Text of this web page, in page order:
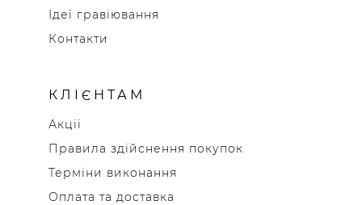
Ідеї гравіювання
Контакти
КЛІЄНТАМ
Акції
Правила здійснення покупок
Терміни виконання
Оплата та доставка